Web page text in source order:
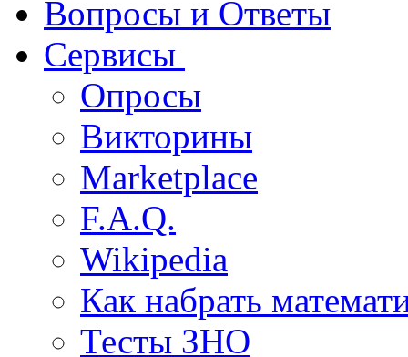
Вопросы и Ответы
Сервисы
Опросы
Викторины
Marketplace
F.A.Q.
Wikipedia
Как набрать
Тесты ЗНО